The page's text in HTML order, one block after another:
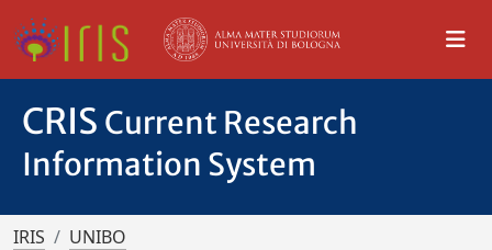
CRIS Current Research
Information System
IRIS
UNIBO